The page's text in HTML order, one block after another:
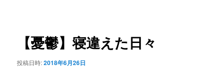
ョ
【憂鬱】寝違えた日々
投稿日時:2018年6月26日